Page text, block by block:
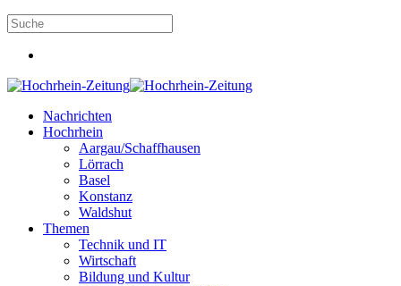
Nachrichten
Hochrhein
Aargau/Schaffhausen
Lörrach
Basel
Konstanz
Waldshut
Themen
Technik und IT
Wirtschaft
Bildung und Kultur